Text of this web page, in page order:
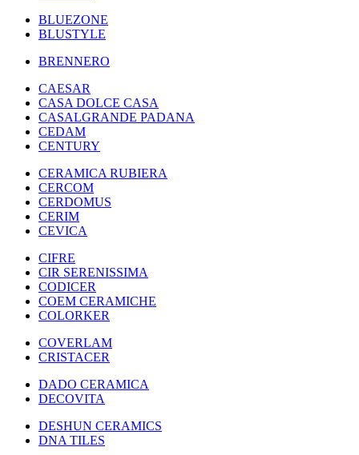
BLUEZONE
BLUSTYLE
BRENNERO
CAESAR
CASA DOLCE CASA
CASALGRANDE PADANA
CEDAM
CENTURY
CERAMICA RUBIERA
CERCOM
CERDOMUS
CERIM
CEVICA
CIFRE
CIR SERENISSIMA
CODICER
COEM CERAMICHE
COLORKER
COVERLAM
CRISTACER
DADO CERAMICA
DECOVITA
DESHUN CERAMICS
DNA TILES